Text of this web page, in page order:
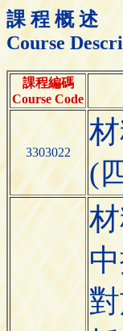
課 程 概 述
Course
課程編碼
Course Code
3303022
(